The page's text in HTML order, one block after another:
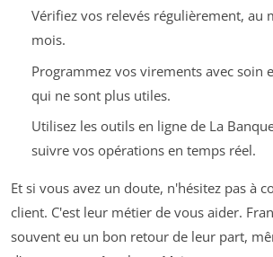
Vérifiez vos relevés régulièrement, au
mois.
Programmez vos virements avec soin
qui ne sont plus utiles.
Utilisez les outils en ligne de La
suivre vos opérations en temps réel.
Et si vous avez un doute, n'hésitez pas à
client. C'est leur métier de vous aider.
souvent eu un bon retour de leur part,